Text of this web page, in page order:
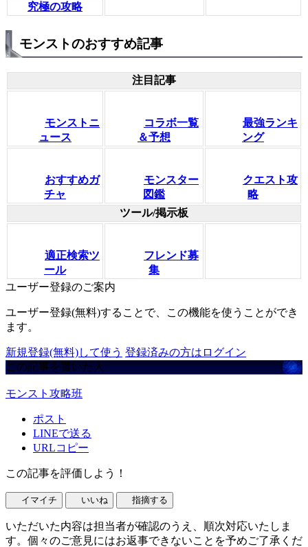
究極の攻略
モンストのおすすめ記事
注目記事
モンストニ
ュース
コラボ一覧
＆予想
最強ランキ
ング
おすすめガ
チャ
モンスター
図鑑
クエスト攻
略
ツール/掲示板
適正検索ツ
ール
フレンド募
集
ユーザー登録のご案内
ユーザー登録(無料)することで、この機能を使うことができ
ます。
新規登録(無料)して使う 登録済みの方はログイン
この記事を書いた人
モンスト攻略班
ポスト
LINEで送る
URLコピー
この記事を評価しよう！
イマイチ いいね 指摘する
いただいた内容は担当者が確認のうえ、順次対応いたしま
す。個々のご意見にはお返事できないことを予めご了承くだ